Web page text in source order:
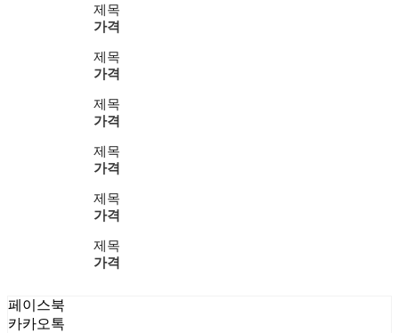
제목
가격
제목
가격
제목
가격
제목
가격
제목
가격
제목
가격
페이스북
카카오톡